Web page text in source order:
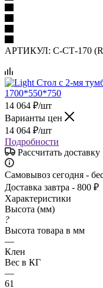
АРТИКУЛ: С-СТ-170
14 064 ₽/шт
Варианты цен
14 064 ₽/шт
Подробности
Рассчитать доставку
Самовывоз сегодня -
Доставка завтра - 800 ₽
Характеристики
Высота (мм)
?
Высота товара в мм
—
Клен
Вес в КГ
—
61